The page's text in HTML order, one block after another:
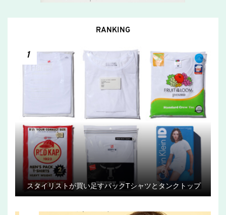
RANKING
1
スタイリストが買い足すパックTシャツとタンクトップ